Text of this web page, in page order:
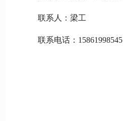
联系人：梁工
联系电话： 15861998545